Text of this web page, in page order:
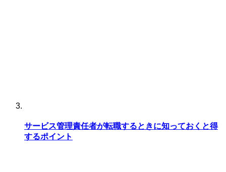
サービス管理責任者が転職するときに知っておくと得
するポイント